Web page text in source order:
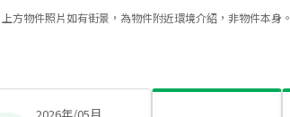
方物件照片如有街景，為物件附近環境介紹，非物件本身。